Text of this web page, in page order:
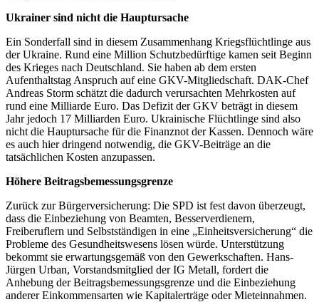
Ukrainer sind nicht die Hauptursache
Ein Sonderfall sind in diesem Zusammenhang Kriegsflüchtlinge aus
der Ukraine. Rund eine Million Schutzbedürftige kamen seit Beginn
des Krieges nach Deutschland. Sie haben ab dem ersten
Aufenthaltstag Anspruch auf eine GKV-Mitgliedschaft. DAK-Chef
Andreas Storm schätzt die dadurch verursachten Mehrkosten auf
rund eine Milliarde Euro. Das Defizit der GKV beträgt in diesem
Jahr jedoch 17 Milliarden Euro. Ukrainische Flüchtlinge sind also
nicht die Hauptursache für die Finanznot der Kassen. Dennoch wäre
es auch hier dringend notwendig, die GKV-Beiträge an die
tatsächlichen Kosten anzupassen.
Höhere Beitragsbemessungsgrenze
Zurück zur Bürgerversicherung: Die SPD ist fest davon überzeugt,
dass die Einbeziehung von Beamten, Besserverdienern,
Freiberuflern und Selbstständigen in eine „Einheitsversicherung“ die
Probleme des Gesundheitswesens lösen würde. Unterstützung
bekommt sie erwartungsgemäß von den Gewerkschaften. Hans-
Jürgen Urban, Vorstandsmitglied der IG Metall, fordert die
Anhebung der Beitragsbemessungsgrenze und die Einbeziehung
anderer Einkommensarten wie Kapitalerträge oder Mieteinnahmen.